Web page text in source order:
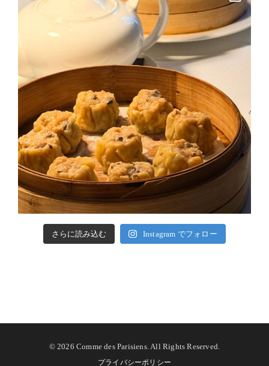
さらに読み込む Instagram でフォロー
©2026 Comme des Parisiens. All Rights Reserved.
プライバシーポリシー